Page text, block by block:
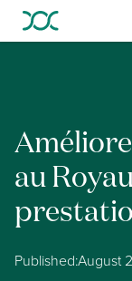
au
Published:August